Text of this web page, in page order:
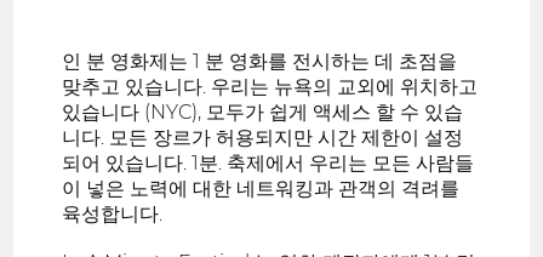
인 분 영화제는 1 분 영화를 전시하는 데 초점을
맞추고 있습니다. 우리는 뉴욕의 교외에 위치하고
있습니다 (NYC), 모두가 쉽게 액세스 할 수 있습
니다. 모든 장르가 허용되지만 시간 제한이 설정
되어 있습니다. 1분. 축제에서 우리는 모든 사람들
이 넣은 노력에 대한 네트워킹과 관객의 격려를
육성합니다.